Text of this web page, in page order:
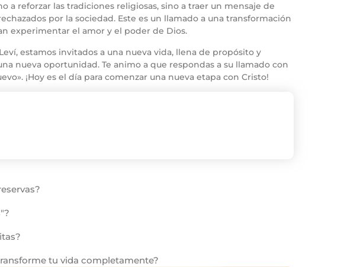
a reforzar las tradiciones religiosas, sino a traer un mensaje de
por la sociedad. Este es un llamado a una transformación
experimentar el amor y el poder de Dios.
estamos invitados a una nueva vida, llena de propósito y
nueva oportunidad. Te animo a que respondas a su llamado con
¡Hoy es el día para comenzar una nueva etapa con Cristo!
tu vida completamente?